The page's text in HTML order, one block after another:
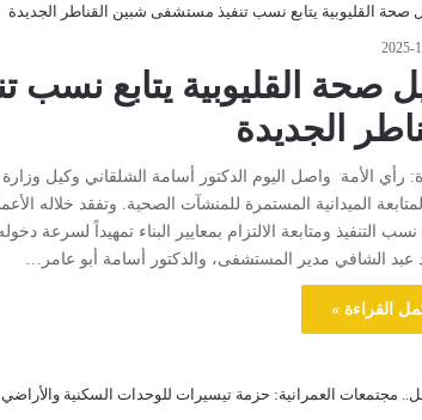
2025-
صحة القليوبية يتابع
الجديدة
رأي الأمة واصل اليوم الدكتور أسامة الشلقاني وكيل
الميدانية المستمرة للمنشآت الصحية. وتفقد خلاله
نسب التنفيذ ومتابعة الالتزام بمعايير البناء تمهيداً لسرعة
عبد الشافي مدير المستشفى، والدكتور أسامة أبو عامر…
القراءة »